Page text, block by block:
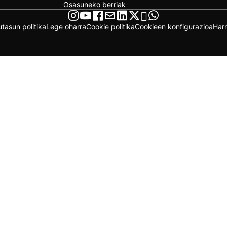
Osasuneko berriak
politikaLege oharraCookie politikaCookieen konfigurazioa